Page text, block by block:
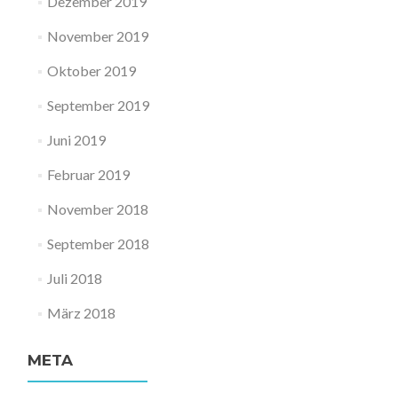
November 2019
Oktober 2019
September 2019
Juni 2019
Februar 2019
November 2018
September 2018
Juli 2018
März 2018
META